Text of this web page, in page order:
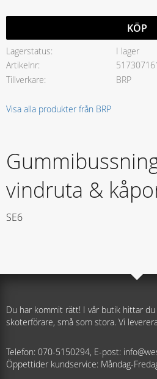
KÖP
Lagerstatus
I lager
Artikelnr
Tillverkare
BRP
Visa alla produkter från BRP
vindruta &
SE6
Du har kommit rätt! I vår butik hittar
skoterförare, små som stora. Vi
Telefon: 070-5150294, E-post:
Öppettider kundservice: Måndag-